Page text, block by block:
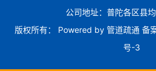
公司地址：普陀各区县
版权所有： Powered by 管道疏通 备
号-3